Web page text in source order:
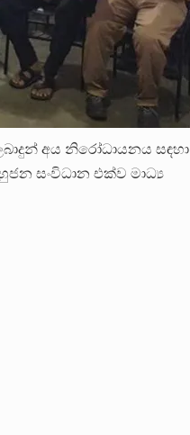
අය නිරෝධායනය සඳහා
සංවිධාන එක්ව මාධ්‍ය